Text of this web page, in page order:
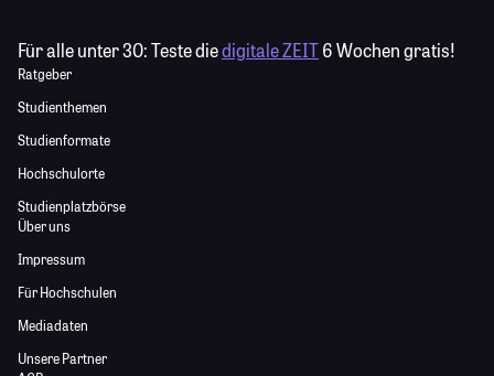
Für alle unter 30:Teste diedigitale ZEIT6 Wochen gratis!
Ratgeber
Studienthemen
Studienformate
Hochschulorte
Studienplatzbörse
Über uns
Impressum
Für Hochschulen
Mediadaten
Unsere Partner